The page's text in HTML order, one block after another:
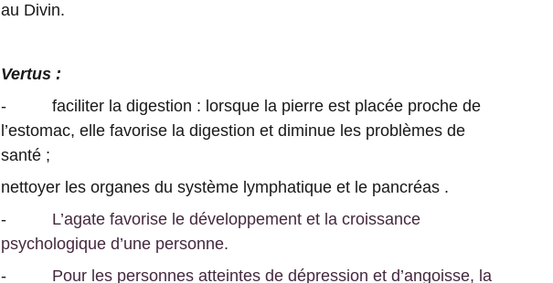
au Divin.
Vertus :
- faciliter la digestion : lorsque la pierre est placée proche de
l’estomac, elle favorise la digestion et diminue les problèmes de
santé ;
nettoyer les organes du système lymphatique et le pancréas .
- L’agate favorise le développement et la croissance
psychologique d’une personne.
- Pour les personnes atteintes de dépression et d’angoisse, la